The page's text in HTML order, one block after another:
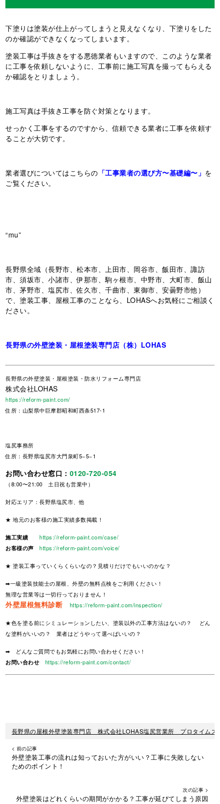
下塗りは塗装が仕上がってしまうと見えなくなり、下塗りをした
のか確認ができなくなってしまいます。
塗装工事は手抜きをする悪徳業者もいますので、このような業者
に工事を依頼しないように、工事前に施工写真を撮ってもらえる
か確認をとりましょう。
施工写真は手抜き工事を防ぐ対策となります。
せっかく工事をするのですから、信頼できる業者に工事を依頼す
ることが大切です。
業者選びについてはこちらの 「工事業者の選び方〜基礎編〜」 を
ご覧ください。
“mu”
長野県全域（長野市、松本市、上田市、岡谷市、飯田市、諏訪
市、須坂市、小諸市、伊那市、駒ヶ根市、中野市、大町市、飯山
市、茅野市、塩尻市、佐久市、千曲市、東御市、安曇野市他）
で、塗装工事、屋根工事のことなら、LOHASへお気軽にご相談く
ださい。
長野県の外壁塗装・屋根塗装専門店（株）LOHAS
長野県の外壁塗装・屋根塗装・防水リフォーム専門店
株式会社LOHAS
https://reform-paint.com/
住所：山梨県中巨摩郡昭和町西条517-1
塩尻事務所
住所：長野県塩尻市大門泉町5−5−1
お問い合わせ窓口： 0120-720-054
（8:00〜21:00 土日祝も営業中）
対応エリア：長野県塩尻市、他
★ 地元のお客様の施工実績多数掲載！
施工実績
https://reform-paint.com/case/
お客様の声
https://reform-paint.com/voice/
★ 塗装工事っていくらくらいなの？見積りだけでもいいのかな？
➡一級塗装技能士の屋根、外壁の無料点検をご利用ください！
無理な営業等は一切行っておりません！
外壁屋根無料診断 https://reform-paint.com/inspection/
★色を塗る前にシミュレーションしたい、塗装以外の工事方法はないの？ どん
な塗料がいいの？ 業者はどうやって選べばいいの？
➡ どんなご質問でもお気軽にお問い合わせください！
お問い合わせ
https://reform-paint.com/contact/
長野県の屋根外壁塗装専門店 株式会社LOHAS塩尻営業所 プロタイムズ
< 前の記事
外壁塗装工事の流れは知っておいた方がいい？工事に失敗しない
ためのポイント！
次の記事 >
外壁塗装はどれくらいの期間がかかる？工事が延びてしまう原因